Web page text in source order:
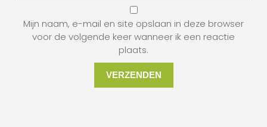
Mijn naam, e-mail en site opslaan in deze browser
voor de volgende keer wanneer ik een reactie
plaats.